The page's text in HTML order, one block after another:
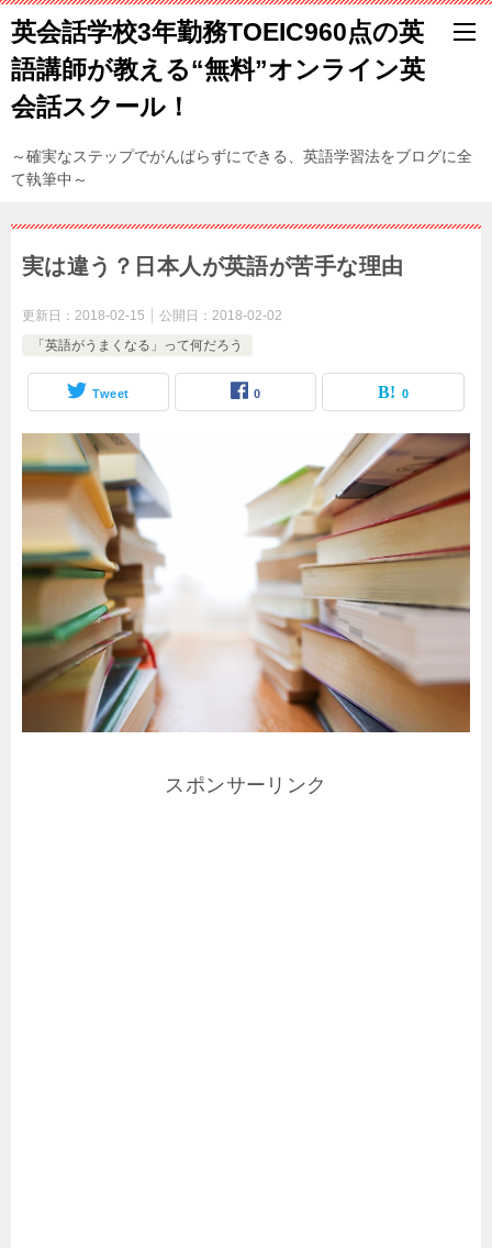
英会話学校3年勤務TOEIC960点の英
語講師が教える“無料”オンライン英
会話スクール！
～確実なステップでがんばらずにできる、英語学習法をブログに全
て執筆中～
実は違う？日本人が英語が苦手な理由
更新日： 2018-02-15 公開日： 2018-02-02
「英語がうまくなる」って何だろう
Tweet 0 0
スポンサーリンク